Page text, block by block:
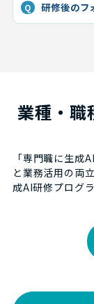
Q 研修後のフ
業種・職
「専門職に生成
と業務活用の両
成AI研修プログ